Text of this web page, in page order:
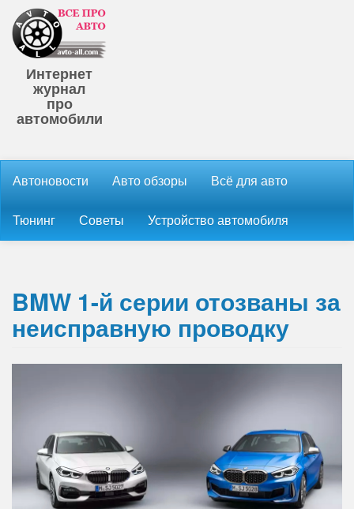
Интернет
журнал
про
автомобили
Автоновости Авто обзоры Всё для авто
Тюнинг Советы Устройство автомобиля
BMW 1-й серии отозваны за
неисправную проводку